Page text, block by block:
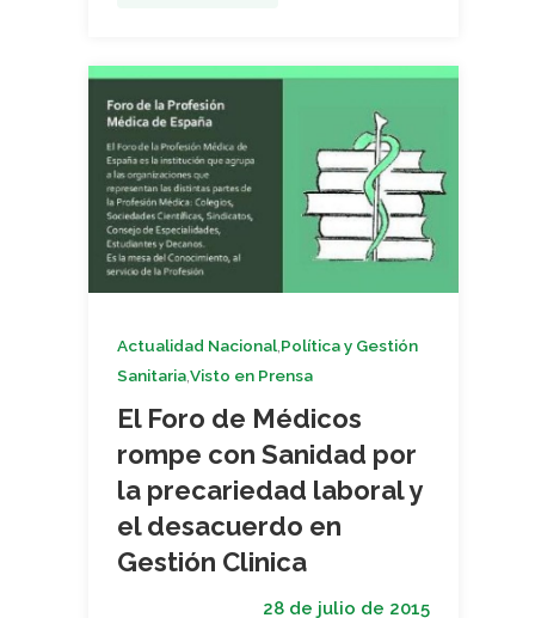
Actualidad Nacional,Política y Gestión
Sanitaria,Visto en Prensa
El Foro de Médicos
rompe con Sanidad por
la precariedad laboral y
el desacuerdo en
Gestión Clinica
28 de julio de 2015